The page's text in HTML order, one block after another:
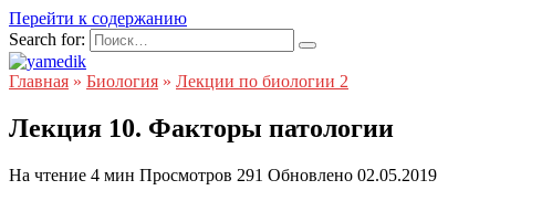
Перейти к содержанию
Search for:
Главная » Биология » Лекции по биологии 2
Лекция 10. Факторы патологии
На чтение 4 мин Просмотров 291 Обновлено 02.05.2019